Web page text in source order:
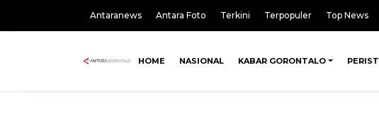
Antaranews Antara Foto Terkini Terpopuler Top News
HOME NASIONAL KABAR GORONTALO